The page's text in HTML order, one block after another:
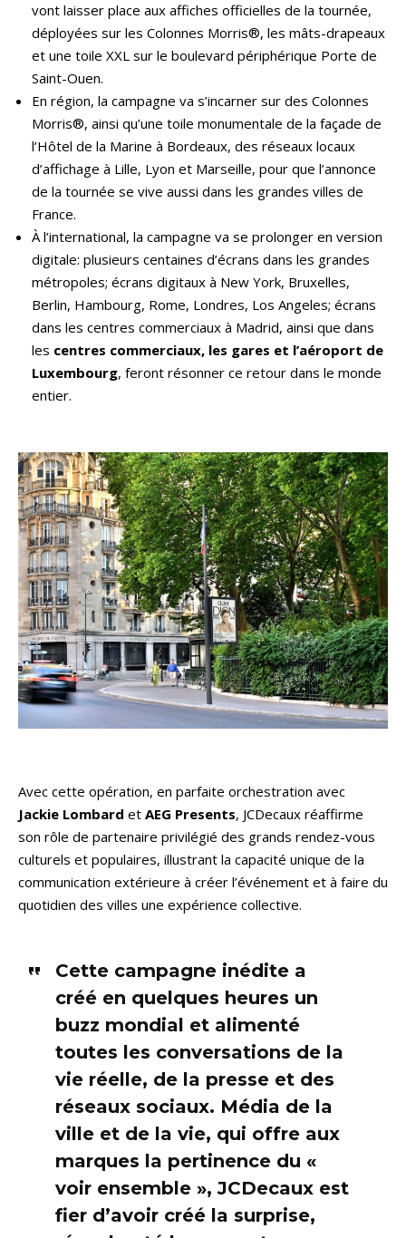
vont laisser place aux affiches officielles de la tournée,
déployées sur les Colonnes Morris®, les mâts-drapeaux
et une toile XXL sur le boulevard périphérique Porte de
Saint-Ouen.
En région, la campagne va s’incarner sur des Colonnes
Morris®, ainsi qu’une toile monumentale de la façade de
l’Hôtel de la Marine à Bordeaux, des réseaux locaux
d’affichage à Lille, Lyon et Marseille, pour que l’annonce
de la tournée se vive aussi dans les grandes villes de
France.
À l’international, la campagne va se prolonger en version
digitale: plusieurs centaines d’écrans dans les grandes
métropoles; écrans digitaux à New York, Bruxelles,
Berlin, Hambourg, Rome, Londres, Los Angeles; écrans
dans les centres commerciaux à Madrid, ainsi que dans
les centres commerciaux, les gares et l’aéroport de
Luxembourg, feront résonner ce retour dans le monde
entier.
Avec cette opération, en parfaite orchestration avec
Jackie Lombard et AEG Presents, JCDecaux réaffirme
son rôle de partenaire privilégié des grands rendez-vous
culturels et populaires, illustrant la capacité unique de la
communication extérieure à créer l’événement et à faire du
quotidien des villes une expérience collective.
Cette campagne inédite a
créé en quelques heures un
buzz mondial et alimenté
toutes les conversations de la
vie réelle, de la presse et des
réseaux sociaux. Média de la
ville et de la vie, qui offre aux
marques la pertinence du «
voir ensemble », JCDecaux est
fier d’avoir créé la surprise,